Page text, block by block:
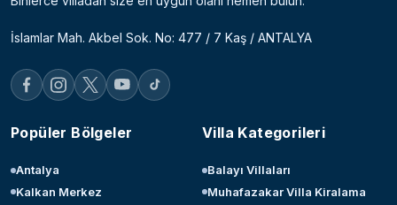
İslamlar Mah. Akbel Sok. No: 477 / 7 Kaş / ANTALYA
Popüler Bölgeler
Antalya
Kalkan Merkez
Villa Kategorileri
Balayı Villaları
Muhafazakar Villa Kiralama